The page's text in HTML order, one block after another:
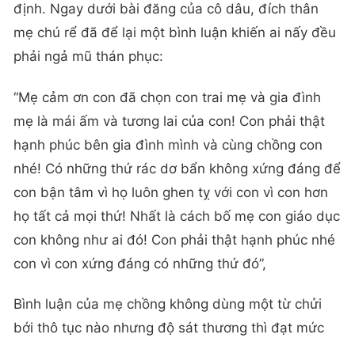
định. Ngay dưới bài đăng của cô dâu, đích thân
mẹ chú rể đã để lại một bình luận khiến ai nấy đều
phải ngả mũ thán phục:
“Mẹ cảm ơn con đã chọn con trai mẹ và gia đình
mẹ là mái ấm và tương lai của con! Con phải thật
hạnh phúc bên gia đình mình và cùng chồng con
nhé! Có những thứ rác dơ bẩn không xứng đáng để
con bận tâm vì họ luôn ghen tỵ với con vì con hơn
họ tất cả mọi thứ! Nhất là cách bố mẹ con giáo dục
con không như ai đó! Con phải thật hạnh phúc nhé
con vì con xứng đáng có những thứ đó”,
Bình luận của mẹ chồng không dùng một từ chửi
bới thô tục nào nhưng độ sát thương thì đạt mức